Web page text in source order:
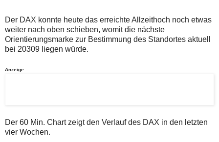
gegen
die
Netiquette
oder
ein
Kommentarfunktion
Browsereinstellungen
oder
Ihre
die
Post
auch
auf
der
online.de
Der DAX konnte heute das erreichte Allzeithoch noch etwas
weiter nach oben schieben, womit die nächste
Orientierungsmarke zur Bestimmung des Standortes aktuell
bei 20309 liegen würde.
Anzeige
Der 60 Min. Chart zeigt den Verlauf des DAX in den letzten
vier Wochen.